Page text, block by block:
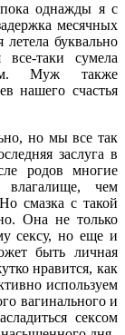
однажды я с
месячных
буквально
таки сумела
Муж также
нашего счастья
но мы все так
заслуга в
родов многие
чем
смазка с такой
Она не только
сексу, но еще и
быть личная
нравится, как
используем
вагинального и
сексом